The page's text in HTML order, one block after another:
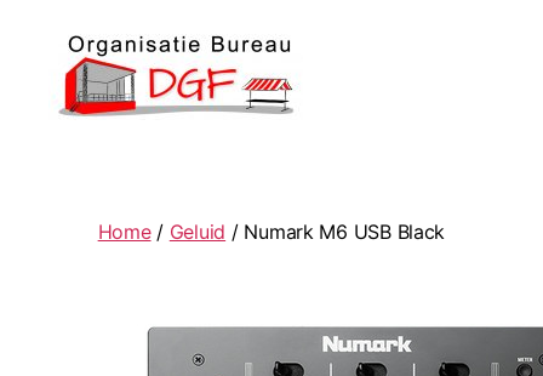
Home/ Geluid / Numark M6 USB Black